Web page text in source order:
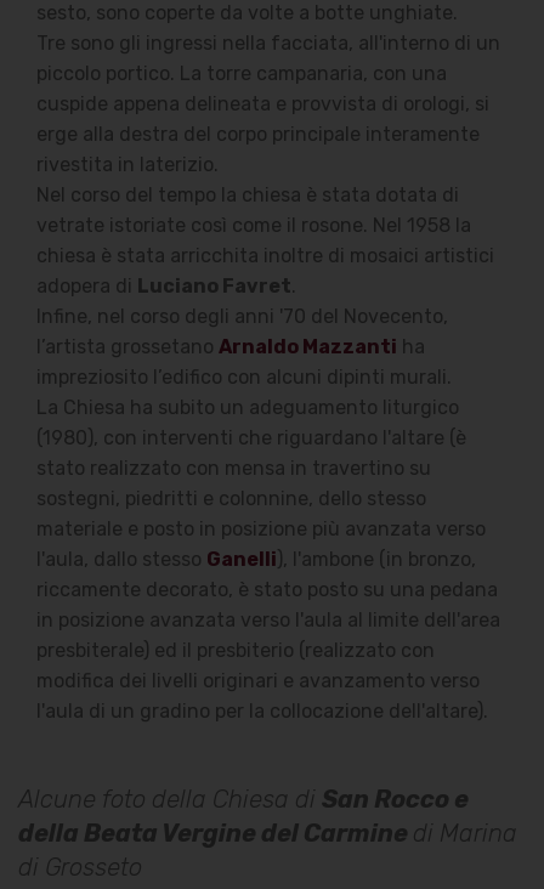
sesto, sono coperte da volte a botte unghiate.
Tre sono gli ingressi nella facciata, all'interno di un
piccolo portico. La torre campanaria, con una
cuspide appena delineata e provvista di orologi, si
erge alla destra del corpo principale interamente
rivestita in laterizio.
Nel corso del tempo la chiesa è stata dotata di
vetrate istoriate così come il rosone. Nel 1958 la
chiesa è stata arricchita inoltre di mosaici artistici
adopera di Luciano Favret.
Infine, nel corso degli anni '70 del Novecento,
l’artista grossetano Arnaldo Mazzanti ha
impreziosito l’edifico con alcuni dipinti murali.
La Chiesa ha subito un adeguamento liturgico
(1980), con interventi che riguardano l'altare (è
stato realizzato con mensa in travertino su
sostegni, piedritti e colonnine, dello stesso
materiale e posto in posizione più avanzata verso
l'aula, dallo stesso Ganelli), l'ambone (in bronzo,
riccamente decorato, è stato posto su una pedana
in posizione avanzata verso l'aula al limite dell'area
presbiterale) ed il presbiterio (realizzato con
modifica dei livelli originari e avanzamento verso
l'aula di un gradino per la collocazione dell'altare).
Alcune foto della Chiesa di San Rocco e
della Beata Vergine del Carmine di Marina
di Grosseto